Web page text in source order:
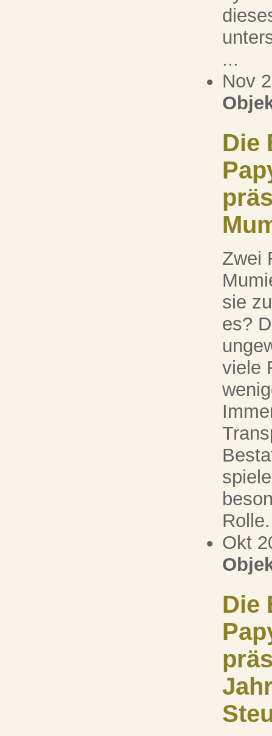
...
Nov
Die
Zwei
sie
es?
viele
Okt
Die